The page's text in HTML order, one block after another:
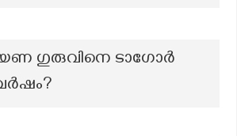
ഗുരുവിനെ ടാഗോർ